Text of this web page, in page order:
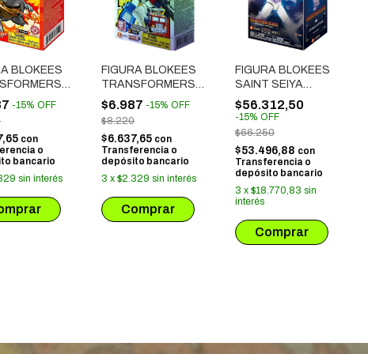
BLOKEES
04:
FURY
(71404)
-15% OFF
con
o
bancario
sin interés
FIGURA BLOKEES
TRANSFORMERS
DEFENDER
VERSION 01:
GALAXY SHINING
BLIND BOX (71301)
$6.987 -15% OFF
$8.220
$6.637,65 con
Transferencia o
depósito bancario
3 x $2.329 sin interés
FIGURA BLOKEES
SAINT SEIYA
CHAMPIOS CLASS:
CYGNUS HYOGA
(75008)
$56.312,50
-15% OFF
$66.250
$53.496,88 con
Transferencia o
depósito bancario
3 x $18.770,83 sin
interés